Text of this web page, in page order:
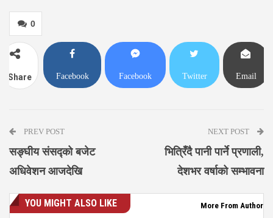
0
Share Facebook Facebook Twitter Email
PREV POST
सङ्घीय संसद्को बजेट
अधिवेशन आजदेखि
NEXT POST
भित्रिँदै पानी पार्ने प्रणाली,
देशभर वर्षाको सम्भावना
YOU MIGHT ALSO LIKE More From Author